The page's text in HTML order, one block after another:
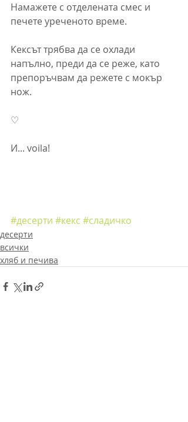
Намажете с отделената смес и
печете уреченото време.
Кексът трябва да се охлади
напълно, преди да се реже, като
препоръчвам да режете с мокър
нож.
♡
И... voila!
#десерти #кекс #сладичко
десерти
всички
хляб и печива